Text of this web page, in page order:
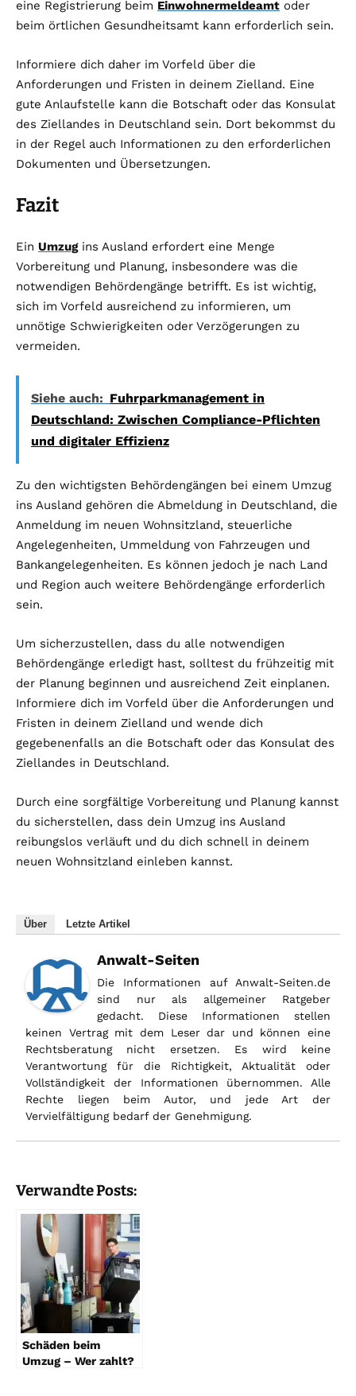
eine Registrierung beim Einwohnermeldeamt oder
beim örtlichen Gesundheitsamt kann erforderlich sein.
Informiere dich daher im Vorfeld über die
Anforderungen und Fristen in deinem Zielland. Eine
gute Anlaufstelle kann die Botschaft oder das Konsulat
des Ziellandes in Deutschland sein. Dort bekommst du
in der Regel auch Informationen zu den erforderlichen
Dokumenten und Übersetzungen.
Fazit
Ein Umzugins Ausland erfordert eine Menge
Vorbereitung und Planung, insbesondere was die
notwendigen Behördengänge betrifft. Es ist wichtig,
sich im Vorfeld ausreichend zu informieren, um
unnötige Schwierigkeiten oder Verzögerungen zu
vermeiden.
Siehe auch: Fuhrparkmanagement in
Deutschland: Zwischen Compliance-Pflichten
und digitaler Effizienz
Zu den wichtigsten Behördengängen bei einem Umzug
ins Ausland gehören die Abmeldung in Deutschland, die
Anmeldung im neuen Wohnsitzland, steuerliche
Angelegenheiten, Ummeldung von Fahrzeugen und
Bankangelegenheiten. Es können jedoch je nach Land
und Region auch weitere Behördengänge erforderlich
sein.
Um sicherzustellen, dass du alle notwendigen
Behördengänge erledigt hast, solltest du frühzeitig mit
der Planung beginnen und ausreichend Zeit einplanen.
Informiere dich im Vorfeld über die Anforderungen und
Fristen in deinem Zielland und wende dich
gegebenenfalls an die Botschaft oder das Konsulat des
Ziellandes in Deutschland.
Durch eine sorgfältige Vorbereitung und Planung kannst
du sicherstellen, dass dein Umzug ins Ausland
reibungslos verläuft und du dich schnell in deinem
neuen Wohnsitzland einleben kannst.
Über Letzte Artikel
Anwalt-Seiten
Die Informationen auf Anwalt-Seiten.de
sind nur als allgemeiner Ratgeber
gedacht. Diese Informationen stellen
keinen Vertrag mit dem Leser dar und können eine
Rechtsberatung nicht ersetzen. Es wird keine
Verantwortung für die Richtigkeit, Aktualität oder
Vollständigkeit der Informationen übernommen. Alle
Rechte liegen beim Autor, und jede Art der
Vervielfältigung bedarf der Genehmigung.
Verwandte Posts:
Schäden beim
Umzug – Wer zahlt?